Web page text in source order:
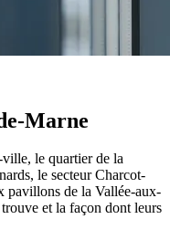
Marne
ville, le quartier de la
le secteur Charcot-
pavillons de la Vallée-aux-
et la façon dont leurs